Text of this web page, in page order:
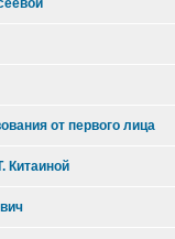
от первого лица
Китаиной